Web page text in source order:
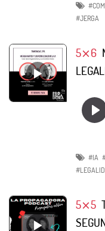
#JERGA
5⨯6
#IA
5⨯5